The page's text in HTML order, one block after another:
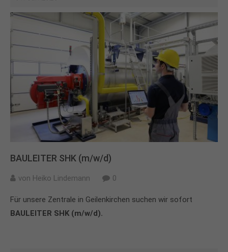
BAULEITER SHK (m/w/d)
von Heiko Lindemann 0
Für unsere Zentrale in Geilenkirchen suchen wir sofort
BAULEITER SHK (m/w/d).